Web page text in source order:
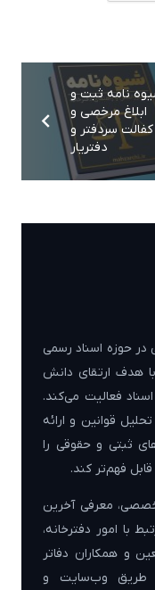
نامه ثبت و
ابلاغ مرخصی و
کفالت سردفتر و
دفتریار
حوزه اسناد رسمی
هدف ارتقای دانش
فعالیت می‌کند.
قوانین و ارائه
ثبتی و حقوقی را
فهم‌تر کند.
معرفی آخرین
با امور دفترخانه،
و همکاران دفاتر
طریق وب‌سایت و